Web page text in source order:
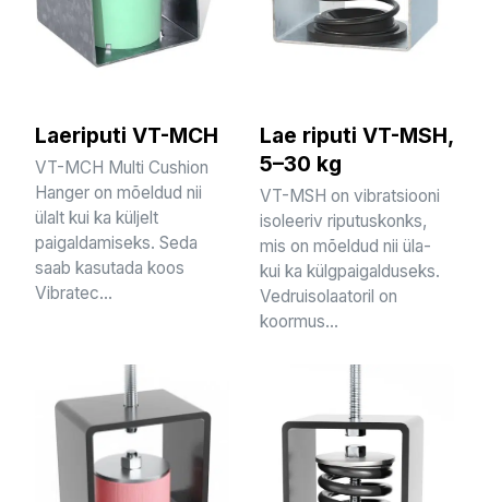
Laeriputi VT-MCH
VT-MCH Multi Cushion
Hanger on mõeldud nii
ülalt kui ka küljelt
paigaldamiseks. Seda
saab kasutada koos
Vibratec...
Lae riputi VT-MSH,
5–30 kg
VT-MSH on vibratsiooni
isoleeriv riputuskonks,
mis on mõeldud nii üla-
kui ka külgpaigalduseks.
Vedruisolaatoril on
koormus...